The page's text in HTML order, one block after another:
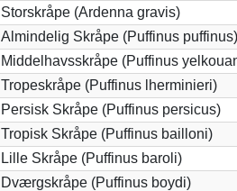
Storskråpe (Ardenna gravis)
Almindelig Skråpe (Puffinus puffinus)
Middelhavsskråpe (Puffinus
Tropeskråpe (Puffinus lherminieri)
Persisk Skråpe (Puffinus persicus)
Tropisk Skråpe (Puffinus bailloni)
Lille Skråpe (Puffinus baroli)
Dværgskråpe (Puffinus boydi)